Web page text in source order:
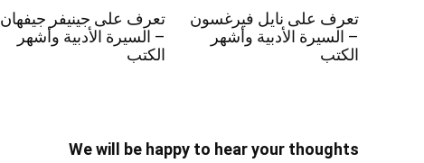
تعرف على نايل فيرغسون
– السيرة الأدبية وأشهر
الكتب
تعرف على جينيفر جيفهان
– السيرة الأدبية وأشهر
الكتب
We will be happy to hear your thoughts